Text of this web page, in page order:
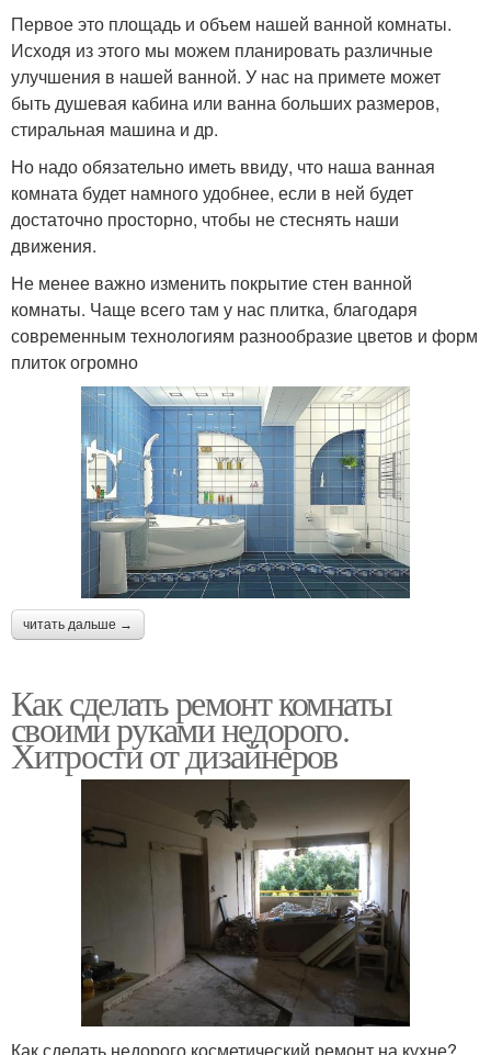
Первое это площадь и объем нашей ванной комнаты.
Исходя из этого мы можем планировать различные
улучшения в нашей ванной. У нас на примете может
быть душевая кабина или ванна больших размеров,
стиральная машина и др.
Но надо обязательно иметь ввиду, что наша ванная
комната будет намного удобнее, если в ней будет
достаточно просторно, чтобы не стеснять наши
движения.
Не менее важно изменить покрытие стен ванной
комнаты. Чаще всего там у нас плитка, благодаря
современным технологиям разнообразие цветов и форм
плиток огромно
читать дальше →
Как сделать ремонт комнаты
своими руками недорого.
Хитрости от дизайнеров
Как сделать недорого косметический ремонт на кухне?